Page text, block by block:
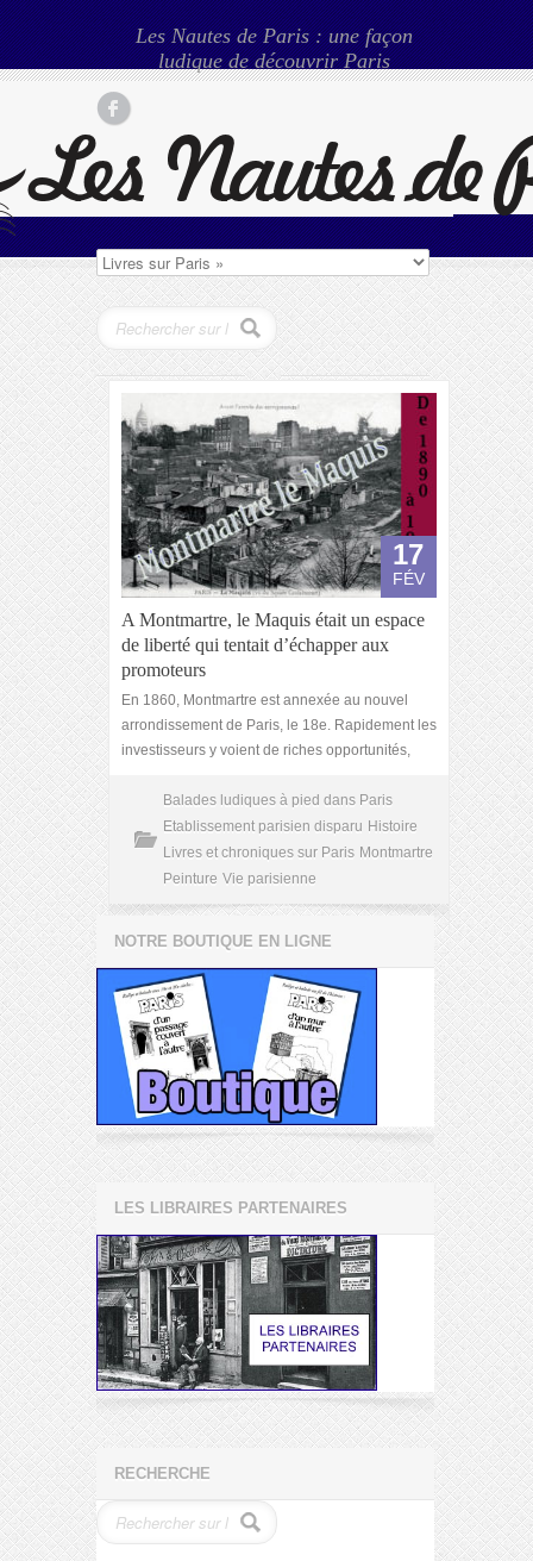
Les Nautes de Paris : une façon
ludique de découvrir Paris
17
FÉV
A Montmartre, le Maquis était un espace
de liberté qui tentait d’échapper aux
promoteurs
En 1860, Montmartre est annexée au nouvel
arrondissement de Paris, le 18e. Rapidement les
investisseurs y voient de riches opportunités,
Balades ludiques à pied dans Paris
Etablissement parisien disparu Histoire
Livres et chroniques sur Paris Montmartre
Peinture Vie parisienne
NOTRE BOUTIQUE EN LIGNE
LES LIBRAIRES PARTENAIRES
RECHERCHE